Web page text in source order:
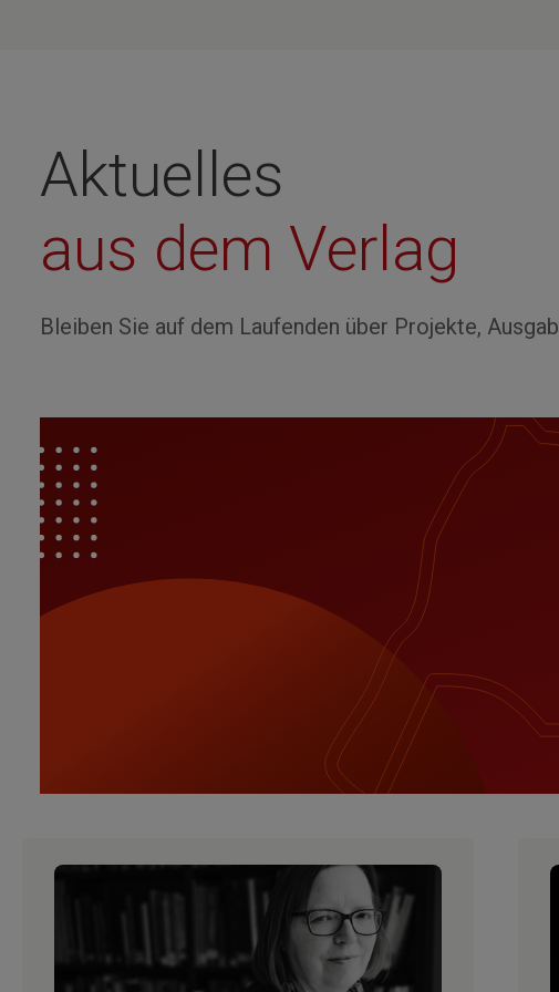
Aktuelles
aus dem Verlag
Bleiben Sie auf dem Laufenden über Projekte,